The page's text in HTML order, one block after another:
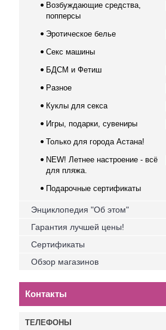
Возбуждающие средства,
попперсы
Эротическое белье
Секс машины
БДСМ и Фетиш
Разное
Куклы для секса
Игры, подарки, сувениры
Только для города Астана!
NEW! Летнее настроение - всё
для пляжа.
Подарочные сертификаты
Энциклопедия "Об этом"
Гарантия лучшей цены!
Сертификаты
Обзор магазинов
Контакты